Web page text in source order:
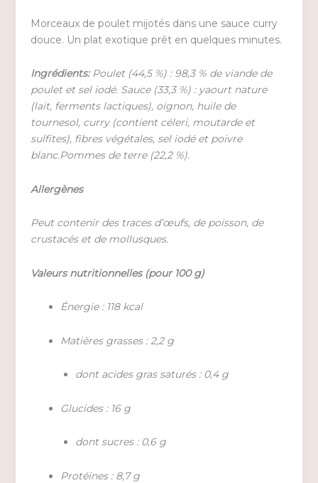
Morceaux de poulet mijotés dans une sauce curry
douce. Un plat exotique prêt en quelques minutes.
Ingrédients:Poulet (44,5 %) : 98,3 % de viande de
poulet et sel iodé. Sauce (33,3 %) : yaourt nature
(lait, ferments lactiques), oignon, huile de
tournesol, curry (contient céleri, moutarde et
sulfites), fibres végétales, sel iodé et poivre
blanc.Pommes de terre (22,2 %).
Allergènes
Peut contenir des traces d’œufs, de poisson, de
crustacés et de mollusques.
Valeurs nutritionnelles (pour 100 g)
Énergie : 118 kcal
Matières grasses : 2,2 g
dont acides gras saturés : 0,4 g
Glucides : 16 g
dont sucres : 0,6 g
Protéines : 8,7 g